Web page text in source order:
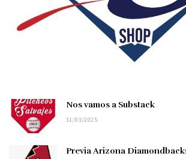
Nos vamos a Substack
31/03/2025
Previa Arizona